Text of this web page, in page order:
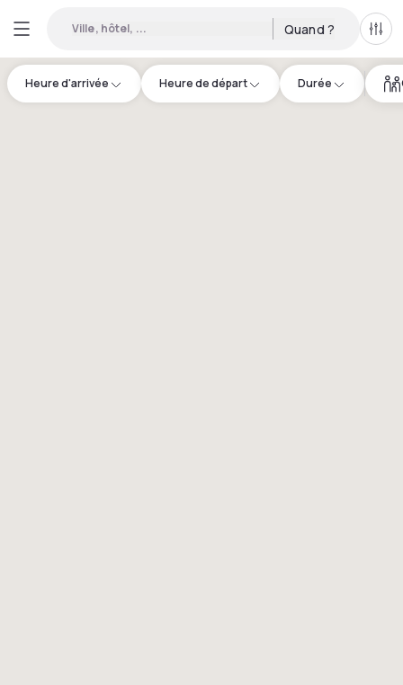
Ville, hôtel, ... Quand ?
Heure d'arrivée Heure de départ Durée